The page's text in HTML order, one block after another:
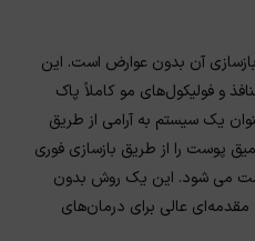
آن بدون عوارض است. این
و فولیکول‌های مو کاملاً پاک
یک سیستم به آرامی از طریق
پوست را از طریق بازسازی فوری
می شود. این یک روش بدون
عالی برای درمان‌های